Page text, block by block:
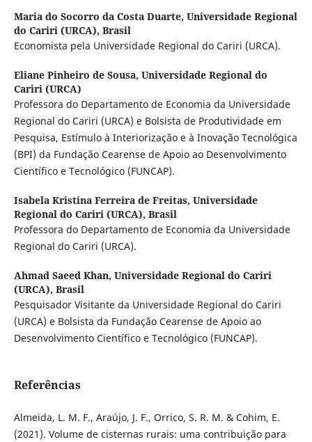
Maria do Socorro da Costa Duarte, Universidade Regional
do Cariri (URCA), Brasil
Economista pela Universidade Regional do Cariri (URCA).
Eliane Pinheiro de Sousa, Universidade Regional do
Cariri (URCA)
Professora do Departamento de Economia da Universidade
Regional do Cariri (URCA) e Bolsista de Produtividade em
Pesquisa, Estímulo à Interiorização e à Inovação Tecnológica
(BPI) da Fundação Cearense de Apoio ao Desenvolvimento
Científico e Tecnológico (FUNCAP).
Isabela Kristina Ferreira de Freitas, Universidade
Regional do Cariri (URCA), Brasil
Professora do Departamento de Economia da Universidade
Regional do Cariri (URCA).
Ahmad Saeed Khan, Universidade Regional do Cariri
(URCA), Brasil
Pesquisador Visitante da Universidade Regional do Cariri
(URCA) e Bolsista da Fundação Cearense de Apoio ao
Desenvolvimento Científico e Tecnológico (FUNCAP).
Referências
Almeida, L. M. F., Araújo, J. F., Orrico, S. R. M. & Cohim, E.
(2021). Volume de cisternas rurais: uma contribuição para